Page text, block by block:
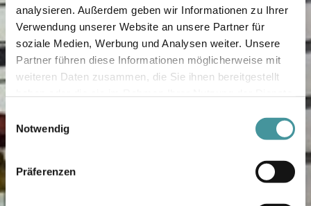
analysieren. Außerdem geben wir Informationen zu Ihrer
Verwendung unserer Website an unsere Partner für
soziale Medien, Werbung und Analysen weiter. Unsere
Partner führen diese Informationen möglicherweise mit
weiteren Daten zusammen, die Sie ihnen bereitgestellt
Einwilligungsauswahl
Notwendig
Präferenzen